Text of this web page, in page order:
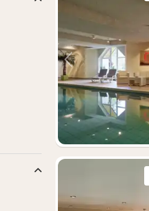
Vorige foto